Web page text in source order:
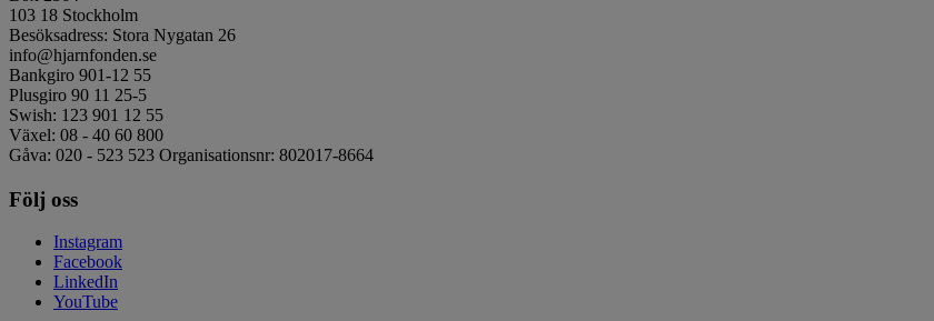
103 18 Stockholm
Besöksadress: Stora Nygatan 26
info@hjarnfonden.se
Bankgiro 901-12 55
Plusgiro 90 11 25-5
Swish: 123 901 12 55
Växel: 08 - 40 60 800
Gåva: 020 - 523 523 Organisationsnr: 802017-8664
Följ oss
Instagram
Facebook
LinkedIn
YouTube